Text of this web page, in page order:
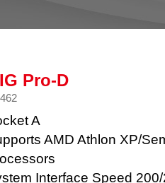
Pro-D
A
AMD Athlon XP/
Interface Speed